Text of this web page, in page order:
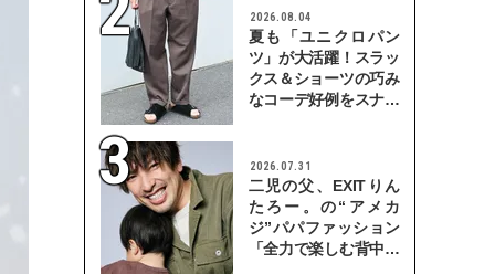
2026.08.04
夏も「ユニクロパン
ツ」が大活躍！スラッ
クス＆ショーツの巧み
なコーデ好例をスナッ
2026.07.31
二児の父、EXITりん
たろー。の“アメカ
ジ”パパファッション
「全力で楽しむ背中を